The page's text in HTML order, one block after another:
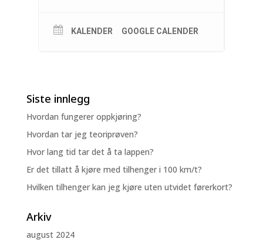
KALENDER GOOGLE CALENDER
Siste innlegg
Hvordan fungerer oppkjøring?
Hvordan tar jeg teoriprøven?
Hvor lang tid tar det å ta lappen?
Er det tillatt å kjøre med tilhenger i 100 km/t?
Hvilken tilhenger kan jeg kjøre uten utvidet førerkort?
Arkiv
august 2024